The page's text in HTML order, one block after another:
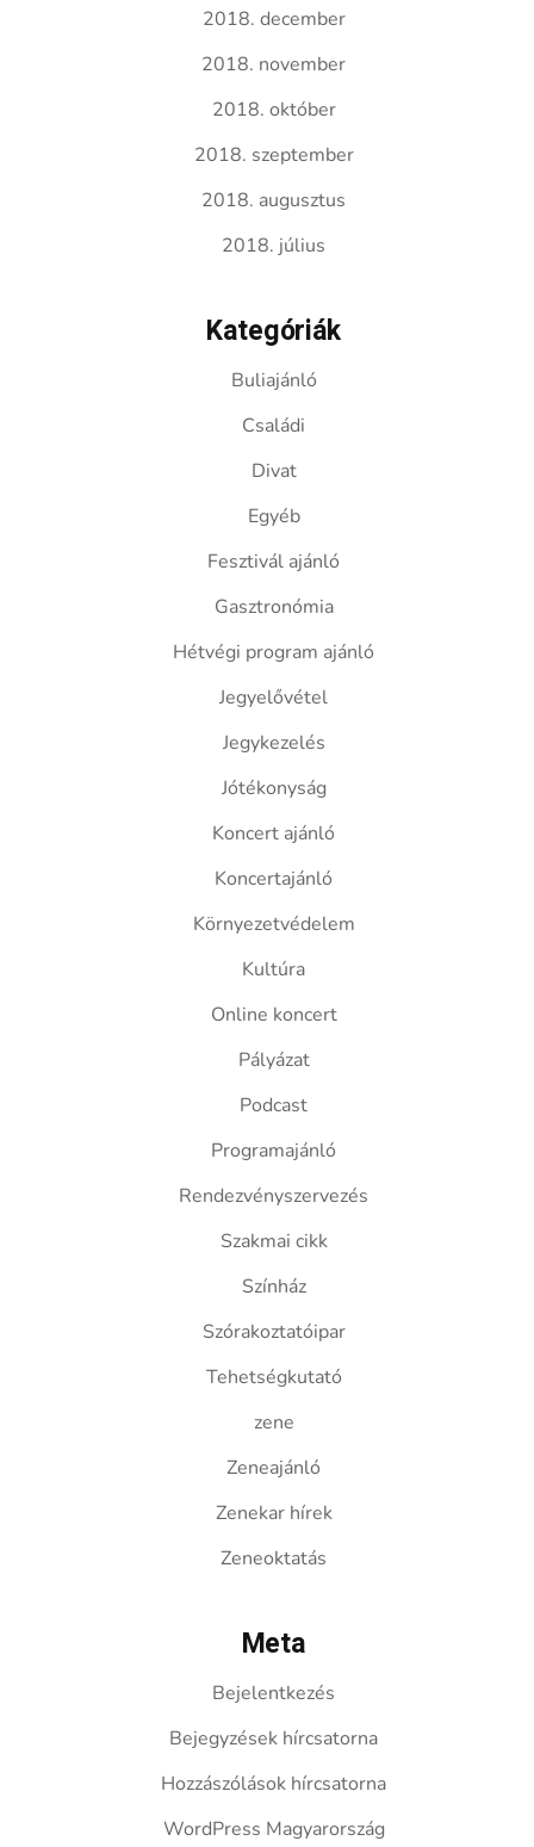
2018. december
2018. november
2018. október
2018. szeptember
2018. augusztus
2018. július
Kategóriák
Buliajánló
Családi
Divat
Egyéb
Fesztivál ajánló
Gasztronómia
Hétvégi program ajánló
Jegyelővétel
Jegykezelés
Jótékonyság
Koncert ajánló
Koncertajánló
Környezetvédelem
Kultúra
Online koncert
Pályázat
Podcast
Programajánló
Rendezvényszervezés
Szakmai cikk
Színház
Szórakoztatóipar
Tehetségkutató
zene
Zeneajánló
Zenekar hírek
Zeneoktatás
Meta
Bejelentkezés
Bejegyzések hírcsatorna
Hozzászólások hírcsatorna
WordPress Magyarország